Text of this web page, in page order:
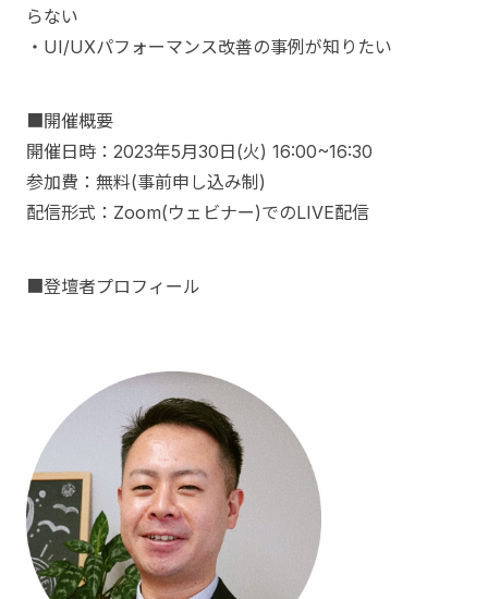
らない
・UI/UXパフォーマンス改善の事例が知りたい
■開催概要
開催日時：2023年5月30日(火) 16:00~16:30
参加費：無料(事前申し込み制)
配信形式：Zoom(ウェビナー)でのLIVE配信
■登壇者プロフィール